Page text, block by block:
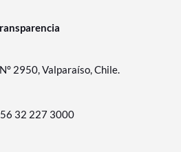
2950, Valparaíso, Chile.
56 32 227 3000